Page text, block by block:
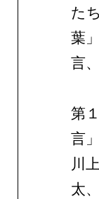
た
葉
言
第
言」
川
太